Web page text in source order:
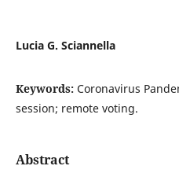
Lucia G. Sciannella
Keywords: Coronavirus
session; remote voting.
Abstract